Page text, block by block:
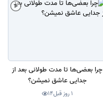
چرا بعضی‌ها تا مدت طولانی بعد از
جدایی عاشق نمیشن؟
1 روز قبل 14